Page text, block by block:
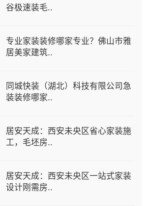
谷极速装毛..
专业家装装修哪家专业？佛山市雅
居美家建筑..
同城快装（湖北）科技有限公司急
装装修哪家..
居安天成：西安未央区省心家装施
工，毛坯房..
居安天成：西安未央区一站式家装
设计刚需房..